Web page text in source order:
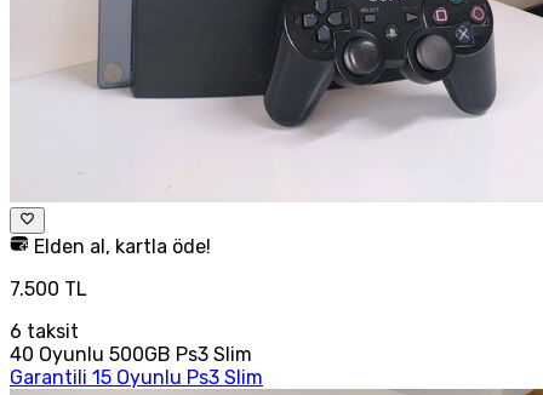
Elden al, kartla öde!
7.500 TL
6 taksit
40 Oyunlu 500GB Ps3 Slim
Garantili 15 Oyunlu Ps3 Slim